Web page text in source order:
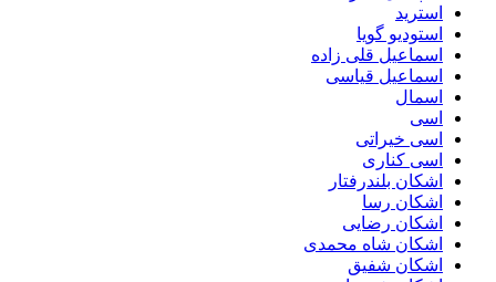
استرید
استودیو گویا
اسماعیل قلی زاده
اسماعیل قیاسی
اسمال
اسی
اسی خیراتی
اسی کناری
اشکان بلندرفتار
اشکان رسا
اشکان رضایی
اشکان شاه محمدی
اشکان شفیق